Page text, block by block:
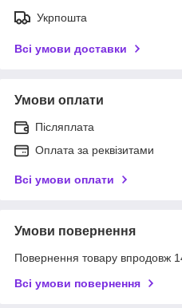
Укрпошта
Всі умови доставки
Умови оплати
Післяплата
Оплата за реквізитами
Всі умови оплати
Умови повернення
Повернення товару впродовж
Всі умови повернення